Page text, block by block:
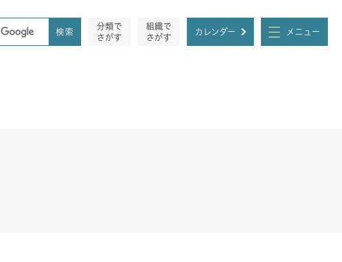
分類で
さがす
組織で
さがす
カレンダー メニュー